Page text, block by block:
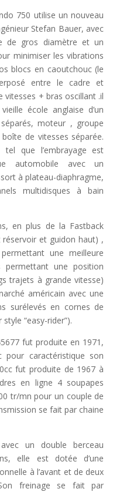
750 utilise un nouveau
Stefan Bauer, avec
de gros diamètre et un
minimiser les vibrations
blocs en caoutchouc (le
entre le cadre et
vitesses + bras oscillant .il
école anglaise d’un
moteur , groupe
de vitesses séparée.
que l’embrayage est
automobile avec un
à plateau-diaphragme,
multidisques à bain
en plus de la Fastback
et guidon haut) ,
une meilleure
une position
trajets à grande vitesse)
américain avec une
surélevés en cornes de
“easy-rider”).
fut produite en 1971,
pour caractéristique son
fut produite de 1967 à
en ligne 4 soupapes
tr/mn pour un couple de
se fait par chaine
un double berceau
elle est dotée d’une
à l’avant et de deux
freinage se fait par